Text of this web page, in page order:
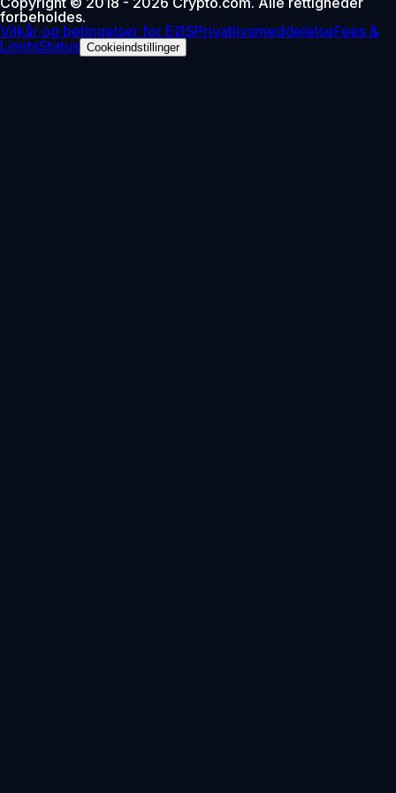
forbeholdes.
Vilkår og betingelser for EØSPrivatlivsmeddelelseFees &
LimitsStatus Cookieindstillinger